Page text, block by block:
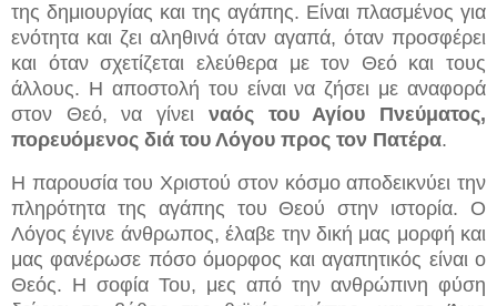
της δημιουργίας και της αγάπης. Είναι πλασμένος για
ενότητα και ζει αληθινά όταν αγαπά, όταν προσφέρει
και όταν σχετίζεται ελεύθερα με τον Θεό και τους
άλλους. Η αποστολή του είναι να ζήσει με αναφορά
στον Θεό, να γίνει ναός του Αγίου Πνεύματος,
πορευόμενος διά του Λόγου προς τον Πατέρα.
Η παρουσία του Χριστού στον κόσμο αποδεικνύει την
πληρότητα της αγάπης του Θεού στην ιστορία. Ο
Λόγος έγινε άνθρωπος, έλαβε την δική μας μορφή και
μας φανέρωσε πόσο όμορφος και αγαπητικός είναι ο
Θεός. Η σοφία Του, μες από την ανθρώπινη φύση